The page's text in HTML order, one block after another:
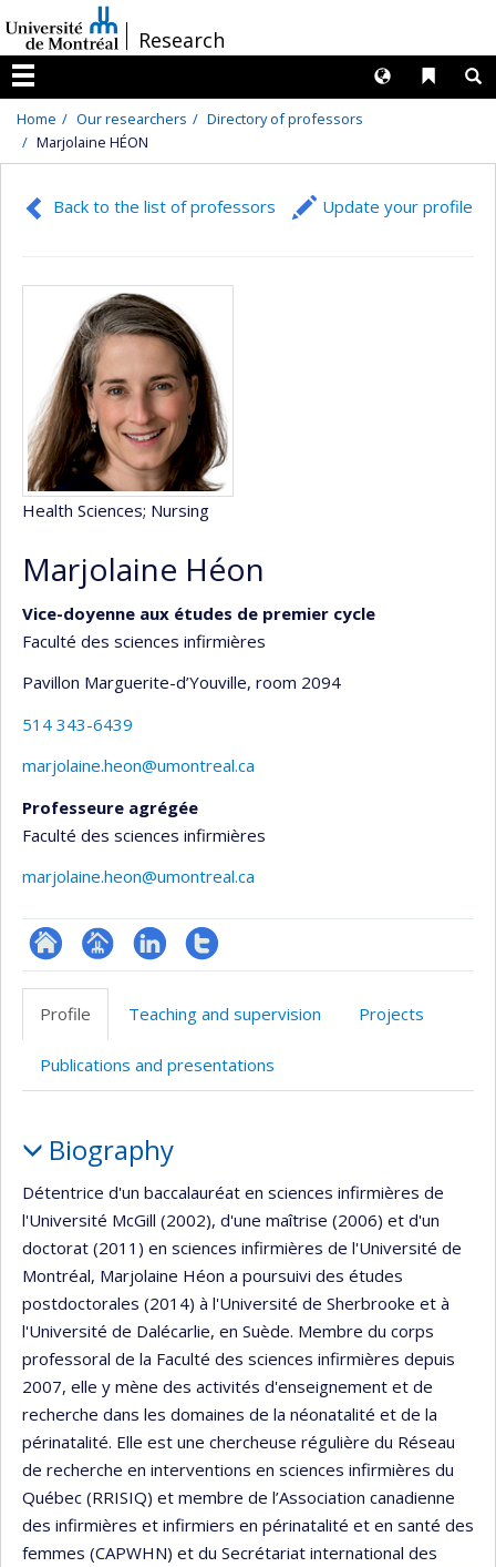
au
contenu
/Research
Menu
Liens
Langues
Home Our researchers
Directory of professors
Marjolaine HÉON
Back to the list of professors Update your profile
Health Sciences; Nursing
Marjolaine Héon
Vice-doyenne aux études de premier cycle
Faculté des sciences infirmières
Pavillon Marguerite-d’Youville, room 2094
514 343-6439
marjolaine.heon@umontreal.ca
Professeure agrégée
Faculté des sciences infirmières
marjolaine.heon@umontreal.ca
ResearchGate
Page
(faculté,département,école)
LinkedInCompte
Profile Teaching and supervision Projects
Publications and presentations
Biography
Détentrice d'un baccalauréat en sciences infirmières de
l'Université McGill (2002), d'une maîtrise (2006) et d'un
doctorat (2011) en sciences infirmières de l'Université de
Montréal, Marjolaine Héon a poursuivi des études
postdoctorales (2014) à l'Université de Sherbrooke et à
l'Université de Dalécarlie, en Suède. Membre du corps
professoral de la Faculté des sciences infirmières depuis
2007, elle y mène des activités d'enseignement et de
recherche dans les domaines de la néonatalité et de la
périnatalité. Elle est une chercheuse régulière du Réseau
de recherche en interventions en sciences infirmières du
Québec (RRISIQ) et membre de l’Association canadienne
des infirmières et infirmiers en périnatalité et en santé des
femmes (CAPWHN) et du Secrétariat international des